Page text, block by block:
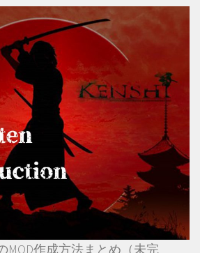
MOD作成方法まとめ（未完